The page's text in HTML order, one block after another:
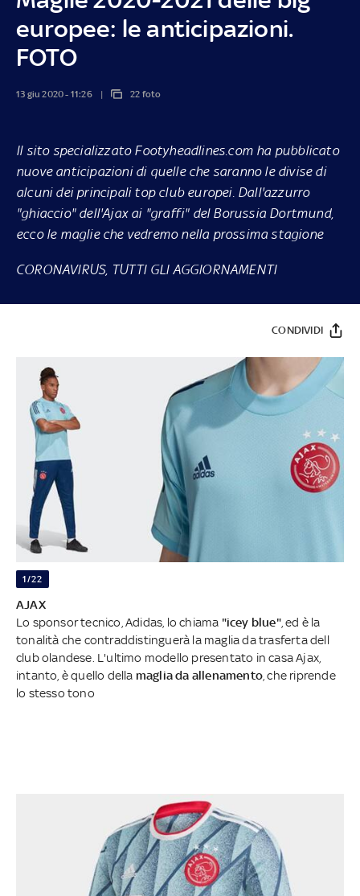
europee: le anticipazioni.
FOTO
13 giu 2020 - 11:26 22 foto
Il sito specializzato Footyheadlines.com ha pubblicato
nuove anticipazioni di quelle che saranno le divise di
alcuni dei principali top club europei. Dall'azzurro
"ghiaccio" dell'Ajax ai "graffi" del Borussia Dortmund,
ecco le maglie che vedremo nella prossima stagione
CORONAVIRUS, TUTTI GLI AGGIORNAMENTI
CONDIVIDI
1/22
AJAX
Lo sponsor tecnico, Adidas, lo chiama "icey blue", ed è la
tonalità che contraddistinguerà la maglia da trasferta dell
club olandese. L'ultimo modello presentato in casa Ajax,
intanto, è quello della maglia da allenamento , che riprende
lo stesso tono